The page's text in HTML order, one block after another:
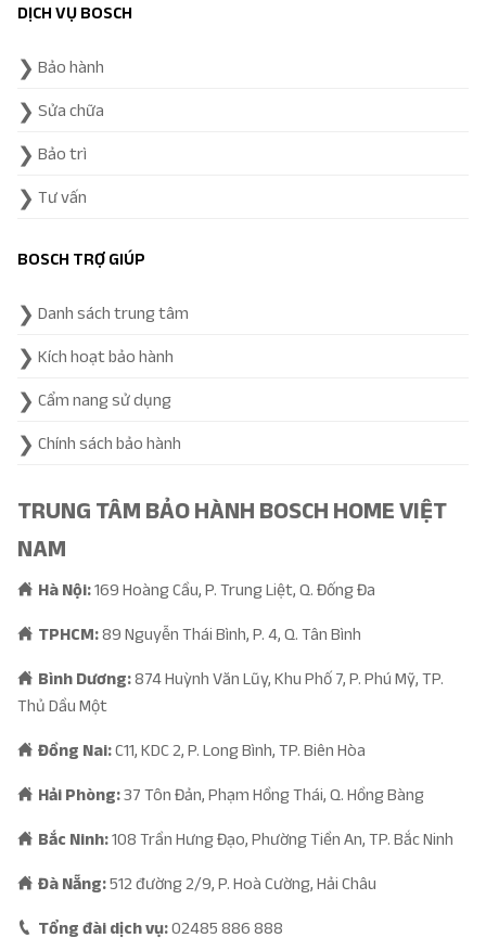
DỊCH VỤ BOSCH
Bảo hành
Sửa chữa
Bảo trì
Tư vấn
BOSCH TRỢ GIÚP
Danh sách trung tâm
Kích hoạt bảo hành
Cẩm nang sử dụng
Chính sách bảo hành
TRUNG TÂM BẢO HÀNH BOSCH HOME VIỆT
NAM
Hà Nội:169 Hoàng Cầu, P. Trung Liệt, Q. Đống Đa
TPHCM:89 Nguyễn Thái Bình, P. 4, Q. Tân Bình
Bình Dương:874 Huỳnh Văn Lũy, Khu Phố 7, P. Phú Mỹ, TP.
Thủ Dầu Một
Đồng Nai:C11, KDC 2, P. Long Bình, TP. Biên Hòa
Hải Phòng:37 Tôn Đản, Phạm Hồng Thái, Q. Hồng Bàng
Bắc Ninh:108 Trần Hưng Đạo, Phường Tiền An, TP. Bắc Ninh
Đà Nẵng:512 đường 2/9, P. Hoà Cường, Hải Châu
Tổng đài dịch vụ:02485 886 888